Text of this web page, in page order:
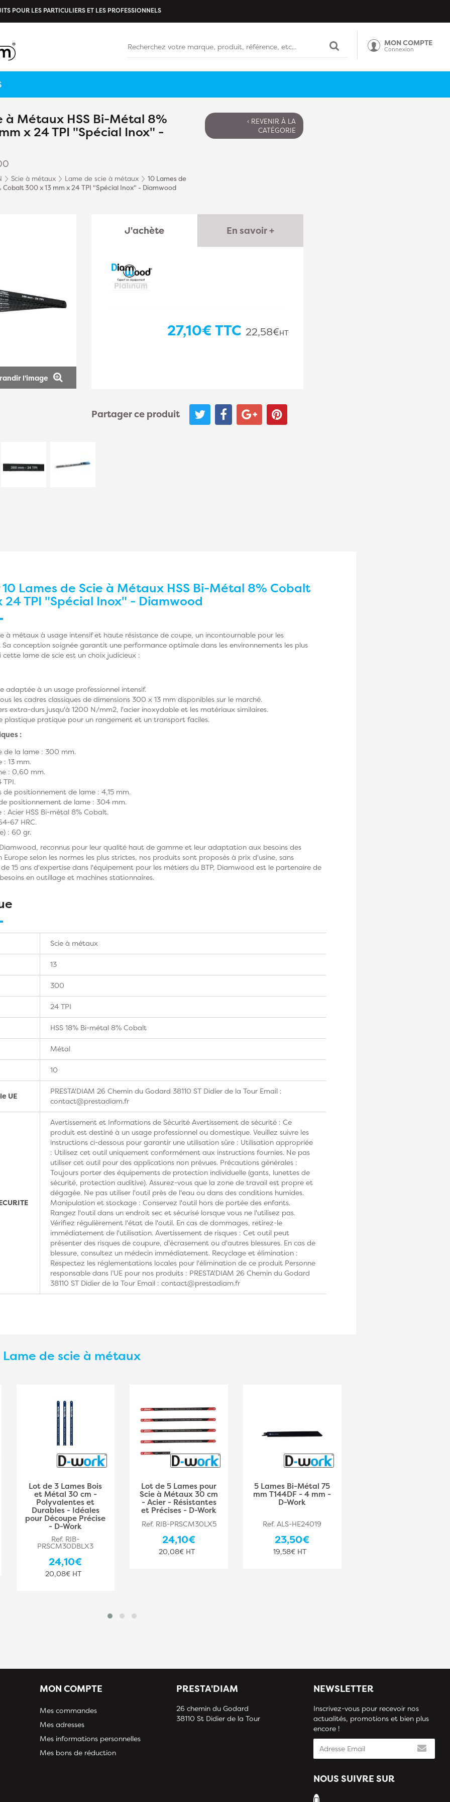
POUR LES PARTICULIERS ET LES PROFESSIONNELS
MON COMPTE
Connexion
à Métaux HSS Bi-Métal 8%
x 24 TPI "Spécial Inox" -
Scie à métaux Lame de scie à métaux
10 Lames de
300 x 13 mm x 24 TPI "Spécial Inox" - Diamwood
‹ REVENIR À LA
CATÉGORIE
l'image
J'achète En savoir +
27,10€TTC 22,58€HT
Partager ce produit
10 Lames de Scie à Métaux HSS Bi-Métal 8% Cobalt
24 TPI "Spécial Inox" - Diamwood
à métaux à usage intensif et haute résistance de coupe, un incontournable pour les
Sa conception soignée garantit une performance optimale dans les environnements les plus
lame de scie est un choix judicieux :
adaptée à un usage professionnel intensif.
les cadres classiques de dimensions 300 x 13 mm disponibles sur le marché.
extra-durs jusqu'à 1200 N/mm2, l'acier inoxydable et les matériaux similaires.
plastique pratique pour un rangement et un transport faciles.
:
de la lame : 300 mm.
: 13 mm.
: 0,60 mm.
TPI.
de positionnement de lame : 4,15 mm.
positionnement de lame : 304 mm.
Acier HSS Bi-métal 8% Cobalt.
67 HRC.
: 60 gr.
reconnus pour leur qualité haut de gamme et leur adaptation aux besoins des
Europe selon les normes les plus strictes, nos produits sont proposés à prix d'usine, sans
15 ans d'expertise dans l'équipement pour les métiers du BTP, Diamwood est le partenaire de
en outillage et machines stationnaires.
Scie à métaux
13
300
24 TPI
HSS 18% Bi-métal 8% Cobalt
Métal
10
UE
PRESTA'DIAM 26 Chemin du Godard 38110 ST Didier de la Tour Email :
contact@prestadiam.fr
Avertissement et Informations de Sécurité Avertissement de sécurité : Ce
produit est destiné à un usage professionnel ou domestique. Veuillez suivre les
instructions ci-dessous pour garantir une utilisation sûre : Utilisation appropriée
: Utilisez cet outil uniquement conformément aux instructions fournies. Ne pas
utiliser cet outil pour des applications non prévues. Précautions générales :
Toujours porter des équipements de protection individuelle (gants, lunettes de
sécurité, protection auditive). Assurez-vous que la zone de travail est propre et
dégagée. Ne pas utiliser l'outil près de l'eau ou dans des conditions humides.
Manipulation et stockage : Conservez l'outil hors de portée des enfants.
Rangez l'outil dans un endroit sec et sécurisé lorsque vous ne l'utilisez pas.
Vérifiez régulièrement l'état de l'outil. En cas de dommages, retirez-le
immédiatement de l'utilisation. Avertissement de risques : Cet outil peut
présenter des risques de coupure, d'écrasement ou d'autres blessures. En cas de
blessure, consultez un médecin immédiatement. Recyclage et élimination :
Respectez les réglementations locales pour l'élimination de ce produit Personne
responsable dans l’UE pour nos produits : PRESTA'DIAM 26 Chemin du Godard
38110 ST Didier de la Tour Email : contact@prestadiam.fr
Lame de scie à métaux
Lot de 3 Lames Bois
et Métal 30 cm -
Polyvalentes et
Durables - Idéales
pour Découpe Précise
- D-Work
Ref. RIB-
PRSCM30DBLX3
24,10€
20,08€ HT
Lot de 5 Lames pour
Scie à Métaux 30 cm
- Acier - Résistantes
et Précises - D-Work
Ref. RIB-PRSCM30LX5
24,10€
20,08€ HT
5 Lames Bi-Métal 75
mm T144DF - 4 mm -
D-Work
Ref. ALS-HE24019
23,50€
19,58€ HT
MON COMPTE
Mes commandes
Mes adresses
Mes informations personnelles
Mes bons de réduction
PRESTA'DIAM
26 chemin du Godard
38110 St Didier de la Tour
NEWSLETTER
Inscrivez-vous pour recevoir nos
actualités, promotions et bien plus
encore !
NOUS SUIVRE SUR